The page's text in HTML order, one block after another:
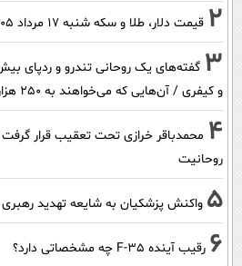
2 قیمت دلار، طلا و سکه شنبه ۱۷ مرداد ۱۴۰۵ (+جدول قیمت)
3
و کیفری / آن‌هایی که می‌خواهند به ۲۵۰ هزار نفر بپیوندند بدانند ...
4 محمدباقر خرازی تحت تعقیب قرار گرفت
روحانیت
5 واکنش پزشکیان به شایعه تهدید
6 رقیب آینده F-35 چه مشخصاتی دارد؟